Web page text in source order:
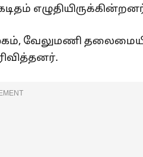
வேலுமணி